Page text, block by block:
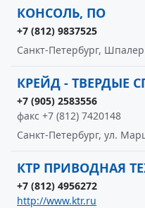
КОНСОЛЬ, ПО
+7 (812) 9837525
Санкт-Петербург,
КРЕЙД - ТВЕРДЫЕ
+7 (905) 2583556
факс +7 (812) 7420148
Санкт-Петербург, ул.
КТР ПРИВОДНАЯ
+7 (812) 4956272
http://www.ktr.ru